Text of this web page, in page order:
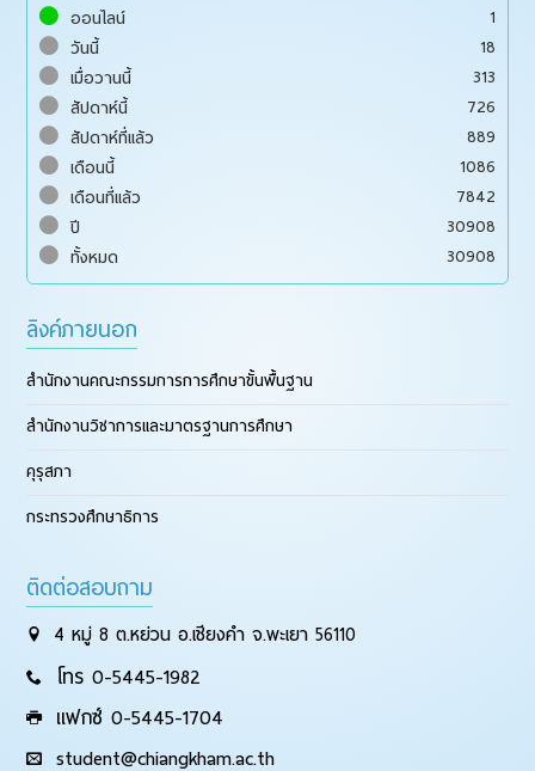
ออนไลน์
1
วันนี้
18
เมื่อวานนี้
313
สัปดาห์นี้
726
สัปดาห์ที่แล้ว
889
เดือนนี้
1086
เดือนที่แล้ว
7842
ปี
30908
ทั้งหมด
30908
ลิงค์ภายนอก
สำนักงานคณะกรรมการการศึกษาขั้นพื้นฐาน
สำนักงานวิชาการและมาตรฐานการศึกษา
คุรุสภา
กระทรวงศึกษาธิการ
ติดต่อสอบถาม
4 หมู่ 8 ต.หย่วน อ.เชียงคำ จ.พะเยา 56110
โทร 0-5445-1982
แฟกซ์ 0-5445-1704
student@chiangkham.ac.th